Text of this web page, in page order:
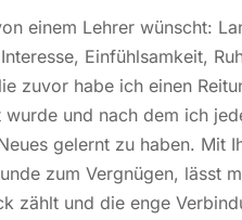
einem Lehrer wünscht:
Einfühlsamkeit,
zuvor habe ich einen
und nach dem ich
gelernt zu haben. Mit
zum Vergnügen, lässt
zählt und die enge